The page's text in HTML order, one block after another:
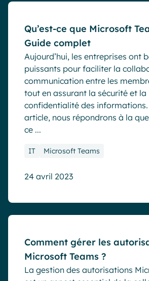
Qu’est-ce que Microsoft
Guide complet
Aujourd’hui, les entreprises ont
puissants pour faciliter la
communication entre les
tout en assurant la sécurité et la
confidentialité des
article, nous répondrons à la
ce ...
IT Microsoft Teams
24 avril 2023
Comment gérer les
Microsoft Teams ?
La gestion des autorisations